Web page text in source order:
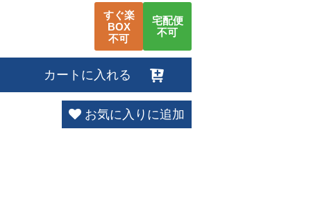
すぐ楽
BOX
不可
宅配便
不可
カートに入れる
お気に入りに追加